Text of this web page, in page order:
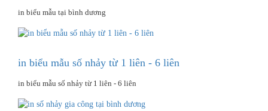
in biểu mẫu tại bình dương
in biểu mẫu số nhảy từ 1 liên - 6 liên
in biểu mẫu số nhảy từ 1 liên - 6 liên